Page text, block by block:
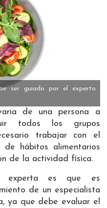
ser guiado por el experto
de una persona a
todos los grupos
trabajar con el
hábitos alimentarios
de la actividad física.
experta es que es
de un especialista
ya que debe evaluar el